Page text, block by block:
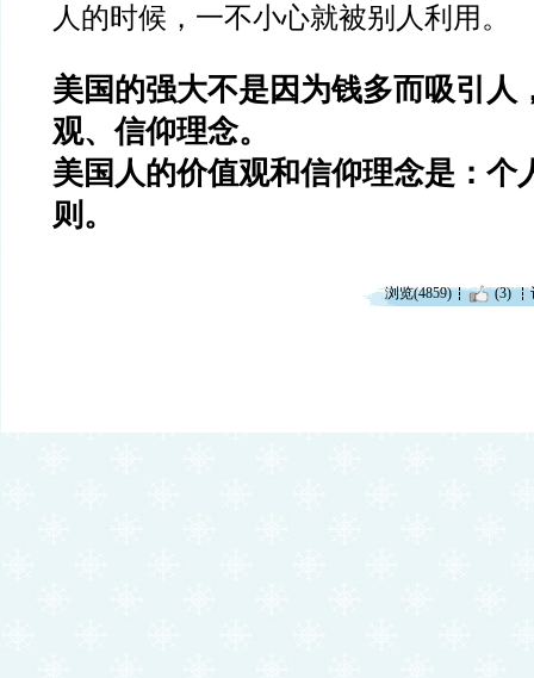
人的时候，一不小心就被别人利用。
美国的强大不是因为钱多而吸引人
观、信仰理念。
美国人的价值观和信仰理念是：个
则。
浏览(4859) (3)